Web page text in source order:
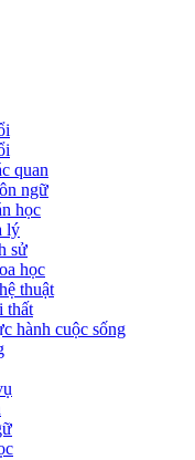
quan
ngữ
học
lý
sử
học
thuật
thất
hành cuộc sống